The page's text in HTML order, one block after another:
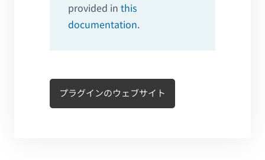
provided in this
documentation.
プラグインのウェブサイト